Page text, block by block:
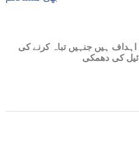
اہداف ہیں جنہیں تباہ کرنے کی
کی دھمکی